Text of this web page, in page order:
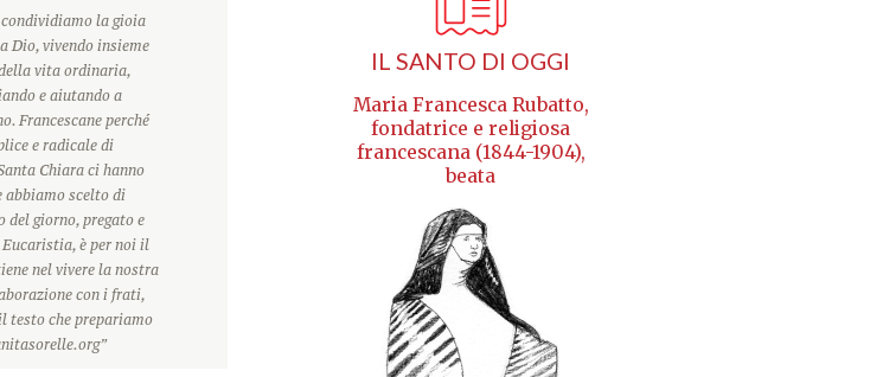
condividiamo la gioia
Dio, vivendo insieme
vita ordinaria,
e aiutando a
Francescane perché
e radicale di
Chiara ci hanno
abbiamo scelto di
giorno, pregato e
è per noi il
nel vivere la nostra
con i frati,
testo che prepariamo
IL SANTO DI OGGI
Maria Francesca Rubatto,
fondatrice e religiosa
francescana (1844-1904),
beata